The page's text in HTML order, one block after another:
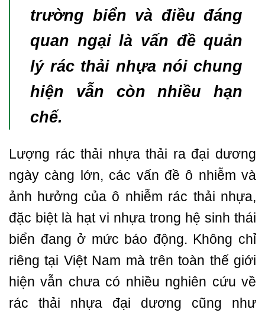
trường biển và điều đáng
quan ngại là vấn đề quản
lý rác thải nhựa nói chung
hiện vẫn còn nhiều hạn
chế.
Lượng rác thải nhựa thải ra đại dương
ngày càng lớn, các vấn đề ô nhiễm và
ảnh hưởng của ô nhiễm rác thải nhựa,
đặc biệt là hạt vi nhựa trong hệ sinh thái
biển đang ở mức báo động. Không chỉ
riêng tại Việt Nam mà trên toàn thế giới
hiện vẫn chưa có nhiều nghiên cứu về
rác thải nhựa đại dương cũng như